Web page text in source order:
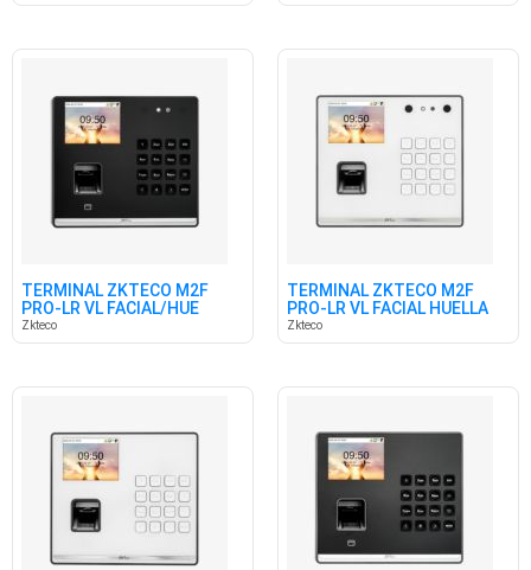
TERMINAL ZKTECO M2F
PRO-LR VL FACIAL/HUE
C/BATERIA
Zkteco
TERMINAL ZKTECO M2F
PRO-LR VL FACIAL HUELLA
RFID
Zkteco